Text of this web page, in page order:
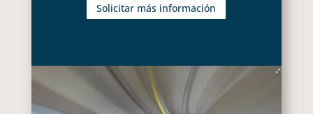
Solicitar más información